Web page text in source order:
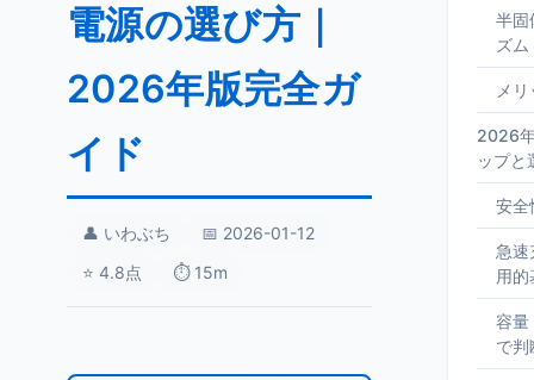
電源の選び方｜
2026年版完全ガ
イド
👤 いわぶち
📅 2026-01-12
⭐ 4.8点
⏱️ 15m
半固
ズム
メ
2026
ップと
安全
急
用
容量
で判